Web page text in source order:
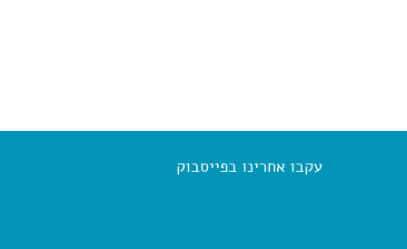
עקבו אחרינו בפייסבוק